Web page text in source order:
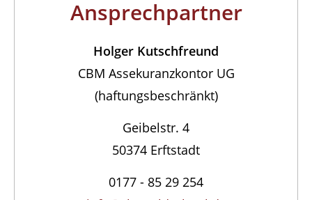
Ansprechpartner
Holger Kutschfreund
CBM Assekuranzkontor UG
(haftungsbeschränkt)
Geibelstr. 4
50374 Erftstadt
0177 - 85 29 254